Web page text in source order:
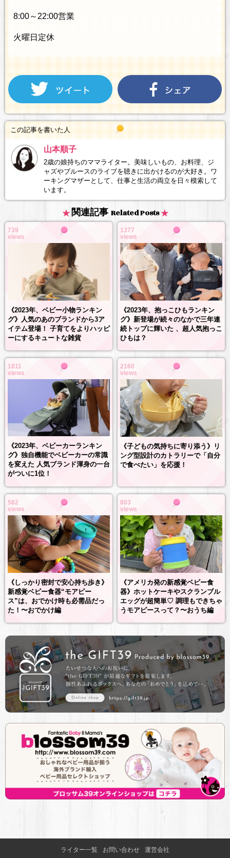
8:00～22:00営業
火曜日定休
この記事を書いた人
山本順子
2歳の娘持ちのママライター。美味しいもの、お料理、ジ
ャズやブルースのライブを聴きに出かけるのが大好き。ワ
ーキングマザーとして、仕事と生活の両立を日々模索して
います。
関連記事 Related Posts
739
views
《2023年、ベビー小物ランキン
グ》人気のあのブランドから3ア
イテム登場！ 子育てをよりハッピ
ーにするキュートな雑貨
1377
views
《2023年、抱っこひもランキン
グ》新登場が続々のなかで三年連
続トップに輝いた 、超人気抱っこ
ひもは？
1811
views
《2023年、ベビーカーランキン
グ》独自機能でベビーカーの常識
を変えた 人気ブランド渾身の一台
がついに1位！
2160
views
《子どもの気持ちに寄り添う》リ
ング型設計のカトラリーで「自分
で食べたい」を応援！
582
views
《しっかり密封で安心持ち歩き》
新感覚ベビー食器“モアピー
ス”は、おでかけ時も必需品だっ
た！〜おでかけ編
803
views
《アメリカ発の新感覚ベビー食
器》ホットケーキやスクランブル
エッグが超簡単♡ 調理もできちゃ
うモアピースって？〜おうち編
ライター一覧 お問い合わせ 運営会社